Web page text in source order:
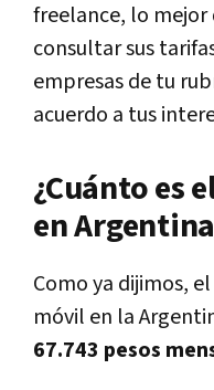
freelance, lo mejor
consultar sus
empresas de tu
acuerdo a tus
¿Cuánto es
en
Como ya dijimos,
móvil en la
67.743 pesos